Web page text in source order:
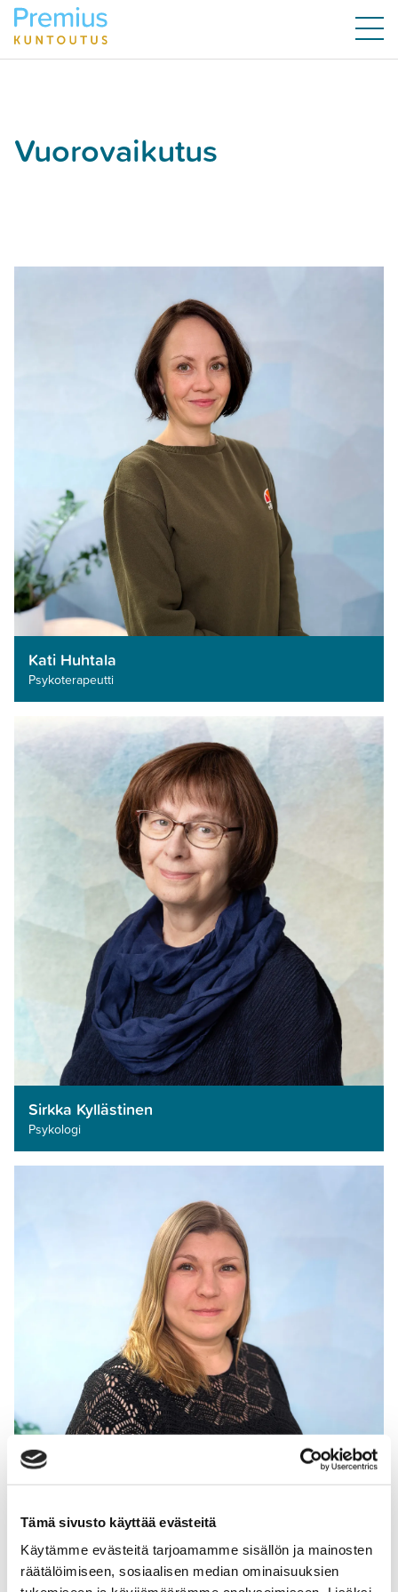
Tämä sivusto käyttää evästeitä
Käytämme evästeitä tarjoamamme sisällön ja mainosten
räätälöimiseen, sosiaalisen median ominaisuuksien
Vuorovaikutus
Kati Huhtala
Psykoterapeutti­
Sirkka Kyllästinen
Psykologi
Sari Siltanen
Psykologi, psykoterapeutti­